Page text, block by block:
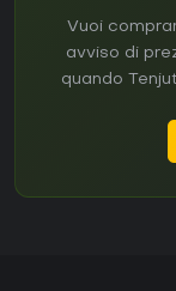
Vuoi
avviso di
quando